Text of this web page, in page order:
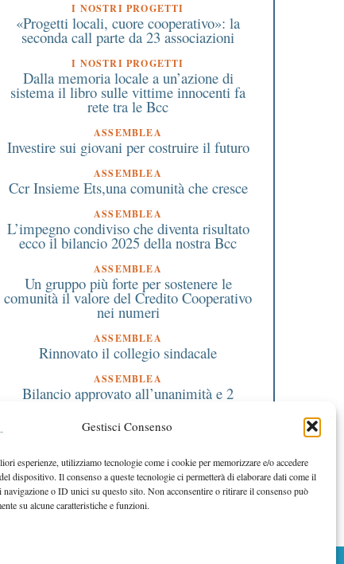
Gestisci Consenso
esperienze, utilizziamo tecnologie come i cookie per memorizzare e/o accedere
dispositivo. Il consenso a queste tecnologie ci permetterà di elaborare dati come il
navigazione o ID unici su questo sito. Non acconsentire o ritirare il consenso può
su alcune caratteristiche e funzioni.
partecipare al corpo
Volontariato: come
sostenerlo
I NOSTRI PROGETTI
«Progetti locali, cuore cooperativo»: la
seconda call parte da 23 associazioni
I NOSTRI PROGETTI
Dalla memoria locale a un’azione di
sistema il libro sulle vittime innocenti fa
rete tra le Bcc
ASSEMBLEA
Investire sui giovani per costruire il futuro
ASSEMBLEA
Ccr Insieme Ets,una comunità che cresce
ASSEMBLEA
L’impegno condiviso che diventa risultato
ecco il bilancio 2025 della nostra Bcc
ASSEMBLEA
Un gruppo più forte per sostenere le
comunità il valore del Credito Cooperativo
nei numeri
ASSEMBLEA
Rinnovato il collegio sindacale
ASSEMBLEA
Bilancio approvato all’unanimità e 2
milioni destinati al territorio
EDITORIALE DIRETTORE
EDITORIALE PRESIDENTE
Costruire futuro insieme